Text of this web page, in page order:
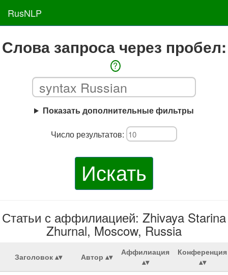
RusNLP
Слова запроса через пробел:
?
Показать дополнительные фильтры
Число результатов:
Искать
Статьи с аффилиацией: Zhivaya Starina
Zhurnal, Moscow, Russia
Заголовок Автор Аффилиация Конференция